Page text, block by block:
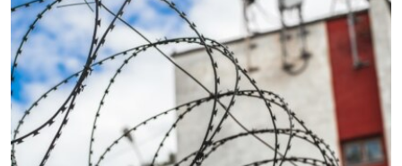
АРНАЙЫ ЖОБАЛАР
Русский
ЖАЗЫЛЫҢЫЗ